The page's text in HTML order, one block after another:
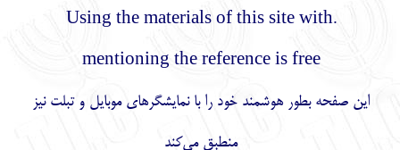
.Using the materials of this site with
mentioning the reference is free
این صفحه بطور هوشمند خود را با نمایشگرهای موبایل و تبلت نیز
منطبق می‌کند